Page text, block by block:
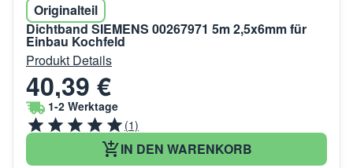
Originalteil
Dichtband SIEMENS 00267971 5m 2,5x6mm für
Einbau Kochfeld
Produkt Details
40,39 €
1-2 Werktage
(1)
IN DEN WARENKORB